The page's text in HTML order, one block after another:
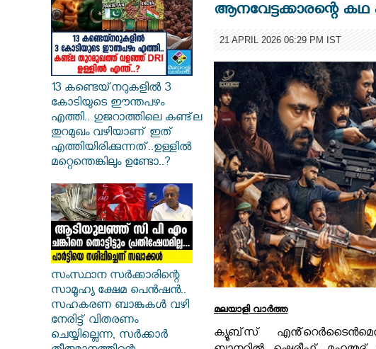
13 കണ്ടെയ്‌നറുകളിൽ 3
കോടിയുടെ ഈന്തപഴം
എത്തി.. ഗുജറാത്തിലെ കണ്ട്‌ല
തുറമുഖം വഴിയാണ് ഇത്
എത്തിയിരിക്കുന്നത്..ഉള്ളിൽ
മറ്റെന്തെങ്കിലും ഉണ്ടോ..?
സംസ്ഥാന സർ‌ക്കാരിന്റെ
സാമൂഹ്യ ക്ഷേമ പെൻഷൻ..
സഹകരണ ബാങ്കുകൾ വഴി
നേരിട്ട് വിതരണം
ചെയ്യില്ലെന്ന, സർക്കാർ
ആനവേട്ടക്കാരന്റെ കഥ
21 APRIL 2026 06:29 PM IST
മലയാളി വാര്‍ത്ത
ക്യൂബ്‌സ്